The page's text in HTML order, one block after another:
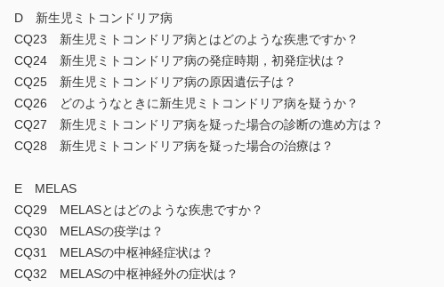
D 新生児ミトコンドリア病
CQ23 新生児ミトコンドリア病とはどのような疾患ですか？
CQ24 新生児ミトコンドリア病の発症時期，初発症状は？
CQ25 新生児ミトコンドリア病の原因遺伝子は？
CQ26 どのようなときに新生児ミトコンドリア病を疑うか？
CQ27 新生児ミトコンドリア病を疑った場合の診断の進め方は？
CQ28 新生児ミトコンドリア病を疑った場合の治療は？
E MELAS
CQ29 MELASとはどのような疾患ですか？
CQ30 MELASの疫学は？
CQ31 MELASの中枢神経症状は？
CQ32 MELASの中枢神経外の症状は？